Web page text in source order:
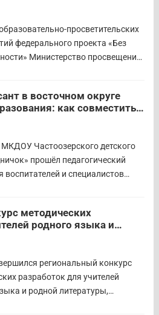
В Курганской области
16 семей-
Читать дальше
просветительских
федерального проекта «Без
Министерство просвещения
акцию «Память
22 июня 2026 года Россия
ю годовщину начала Великой
войны. Просим на страницах
в восточном округе
как совместить
Частоозерского детского
прошёл педагогический
воспитателей и специалистов
восточного округа для повышения
компетенций и
с актуальными подходами к
методических
родного языка и
региональный конкурс
разработок для учителей
и родной литературы,